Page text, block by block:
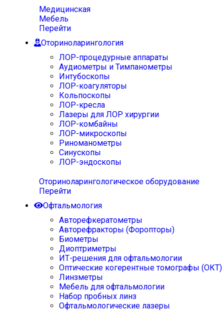
Медицинская
Мебель
Перейти
Оториноларингология
ЛОР-процедурные аппараты
Аудиометры и Тимпанометры
Интубоскопы
ЛОР-коагуляторы
Кольпоскопы
ЛОР-кресла
Лазеры для ЛОР хирургии
ЛОР-комбайны
ЛОР-микроскопы
Риноманометры
Синускопы
ЛОР-эндоскопы
Оториноларингологическое оборудование
Перейти
Офтальмология
Авторефкератометры
Авторефракторы (Форопторы)
Биометры
Диоптриметры
ИТ-решения для офтальмологии
Оптические когерентные томографы (ОКТ)
Линзметры
Мебель для офтальмологии
Набор пробных линз
Офтальмологические лазеры